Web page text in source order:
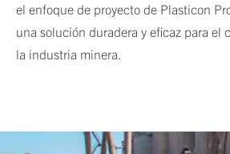
el enfoque de proyecto de Plasticon
una solución duradera y eficaz para el
la industria minera.